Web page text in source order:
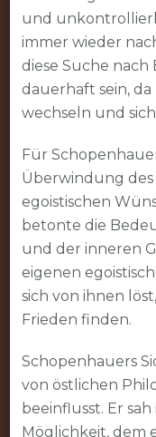
und
immer wieder
diese Suche
dauerhaft sein,
wechseln und
Für
Überwindung des
egoistischen
betonte die
und der inneren
eigenen
sich von ihnen
Frieden finden.
Schopenhauers
von östlichen
beeinflusst. Er
Möglichkeit, dem